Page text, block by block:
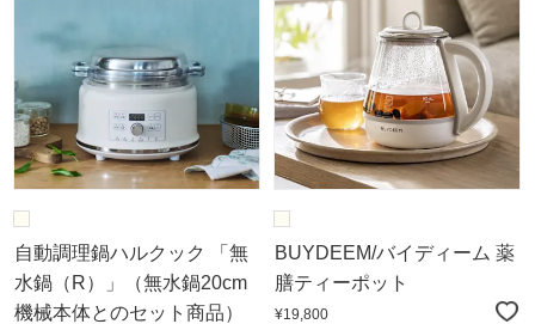
自動調理鍋ハルクック 「無
水鍋（R）」（無水鍋20cm
機械本体とのセット商品）
BUYDEEM/バイディーム 薬
膳ティーポット
¥19,800